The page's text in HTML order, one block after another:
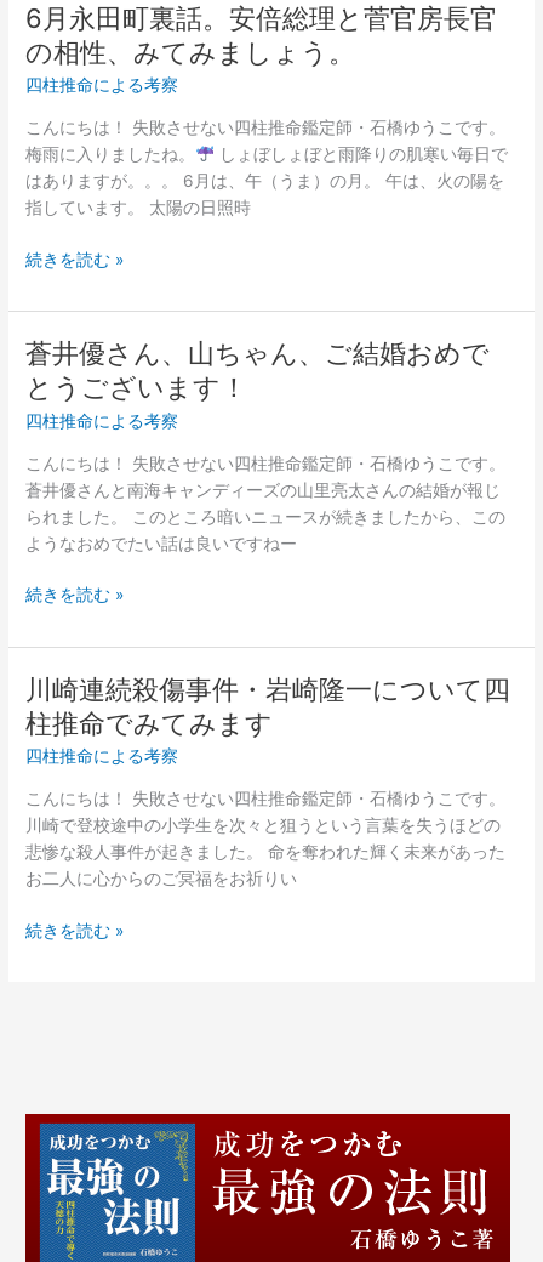
に
視
て
ま
し
ょ
う！
6月永田町裏話。安倍総理と菅官房長官
の相性、みてみましょう。
四柱推命による考察
こんにちは！ 失敗させない四柱推命鑑定師・石橋ゆうこです。
梅雨に入りましたね。
しょぼしょぼと雨降りの肌寒い毎日で
はありますが。。。 6月は、午（うま）の月。 午は、火の陽を
指しています。 太陽の日照時
6
月
永
田
町
裏
話。
安
総
と
官
房
長
の
相
性、
み
み
し
ょ
う。
続きを読む »
蒼井優さん、山ちゃん、ご結婚おめで
とうございます！
四柱推命による考察
こんにちは！ 失敗させない四柱推命鑑定師・石橋ゆうこです。
蒼井優さんと南海キャンディーズの山里亮太さんの結婚が報じ
られました。 このところ暗いニュースが続きましたから、この
ようなおめでたい話は良いですねー
蒼
井
優
さ
ん、
山
ち
ゃ
ご
婚
め
で
と
ご
ざ
い
ま
続きを読む »
川崎連続殺傷事件・岩崎隆一について四
柱推命でみてみます
四柱推命による考察
こんにちは！ 失敗させない四柱推命鑑定師・石橋ゆうこです。
川崎で登校途中の小学生を次々と狙うという言葉を失うほどの
悲惨な殺人事件が起きました。 命を奪われた輝く未来があった
お二人に心からのご冥福をお祈りい
川
崎
連
続
殺
傷
事
件・
崎
四
柱
推
命
で
み
続きを読む »